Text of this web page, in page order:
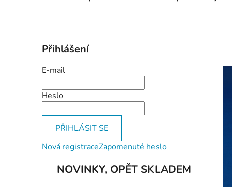
o
s
t
r
a
n
í
Přihlášení
E-mail
Heslo
PŘIHLÁSIT SE
Nová registraceZapomenuté heslo
Přeskočit
kategorie
NOVINKY, OPĚT SKLADEM